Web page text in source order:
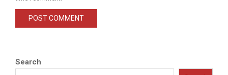
Search